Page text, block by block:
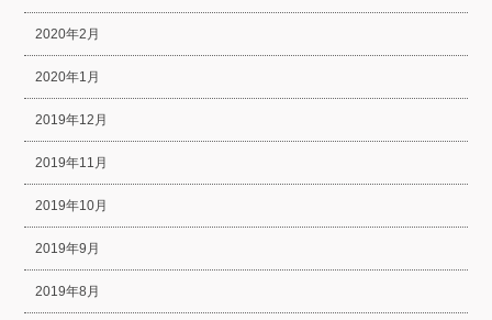
2020年2月
2020年1月
2019年12月
2019年11月
2019年10月
2019年9月
2019年8月